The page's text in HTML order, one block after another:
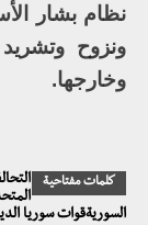
نظام بشار
ونزوح
وخارجها.
كلمات مفتاحية
السوريةقوات سوريا